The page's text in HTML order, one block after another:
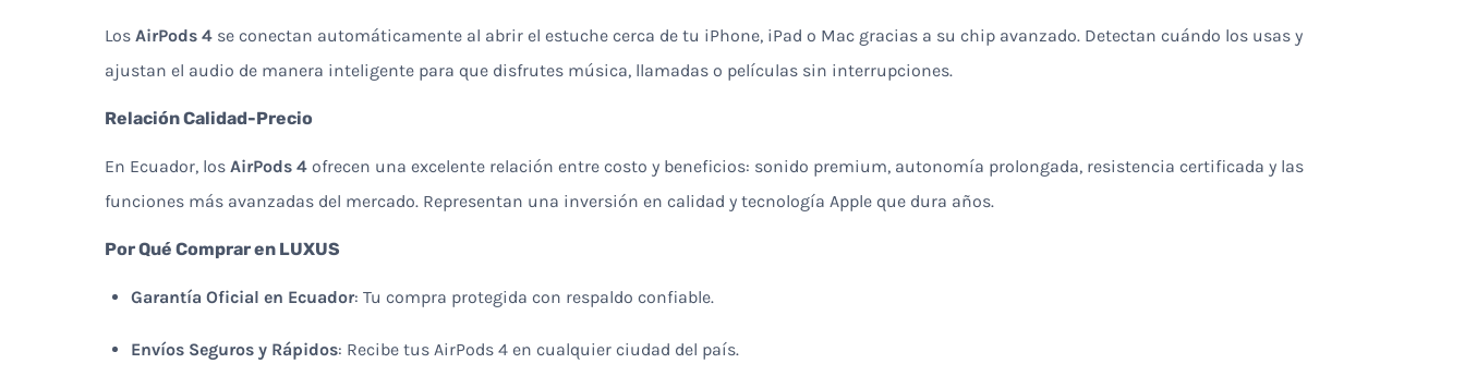
Los AirPods 4 se conectan automáticamente al abrir el estuche cerca de tu iPhone, iPad o Mac gracias a su chip avanzado. Detectan cuándo los usas y
ajustan el audio de manera inteligente para que disfrutes música, llamadas o películas sin interrupciones.
Relación Calidad-Precio
En Ecuador, los AirPods 4 ofrecen una excelente relación entre costo y beneficios: sonido premium, autonomía prolongada, resistencia certificada y las
funciones más avanzadas del mercado. Representan una inversión en calidad y tecnología Apple que dura años.
Por Qué Comprar en LUXUS
Garantía Oficial en Ecuador: Tu compra protegida con respaldo confiable.
Envíos Seguros y Rápidos: Recibe tus AirPods 4 en cualquier ciudad del país.